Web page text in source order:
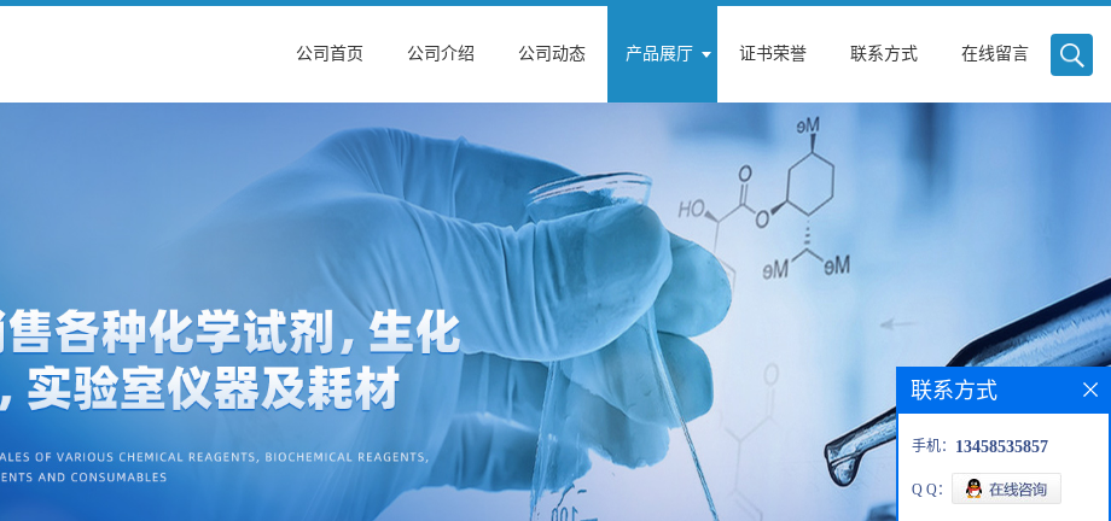
公司首页 公司介绍 公司动态 产品展厅 证书荣誉 联系方式 在线留言
联系方式
手机： 13458535857
Q Q：